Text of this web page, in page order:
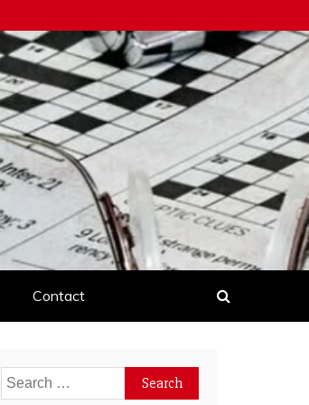
Contact
Search